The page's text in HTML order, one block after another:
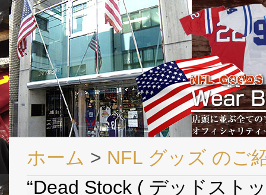
ホーム > NFL グッズ のご
“Dead Stock ( デッドスト